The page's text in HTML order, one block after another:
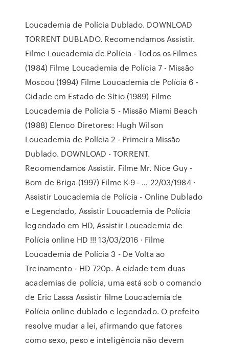
Loucademia de Polícia Dublado. DOWNLOAD
TORRENT DUBLADO. Recomendamos Assistir.
Filme Loucademia de Polícia - Todos os Filmes
(1984) Filme Loucademia de Polícia 7 - Missão
Moscou (1994) Filme Loucademia de Polícia 6 -
Cidade em Estado de Sítio (1989) Filme
Loucademia de Polícia 5 - Missão Miami Beach
(1988) Elenco Diretores: Hugh Wilson
Loucademia de Polícia 2 - Primeira Missão
Dublado. DOWNLOAD - TORRENT.
Recomendamos Assistir. Filme Mr. Nice Guy -
Bom de Briga (1997) Filme K-9 - … 22/03/1984 ·
Assistir Loucademia de Polícia - Online Dublado
e Legendado, Assistir Loucademia de Polícia
legendado em HD, Assistir Loucademia de
Polícia online HD !!! 13/03/2016 · Filme
Loucademia de Polícia 3 - De Volta ao
Treinamento - HD 720p. A cidade tem duas
academias de polícia, uma está sob o comando
de Eric Lassa Assistir filme Loucademia de
Polícia online dublado e legendado. O prefeito
resolve mudar a lei, afirmando que fatores
como sexo, peso e inteligência não devem